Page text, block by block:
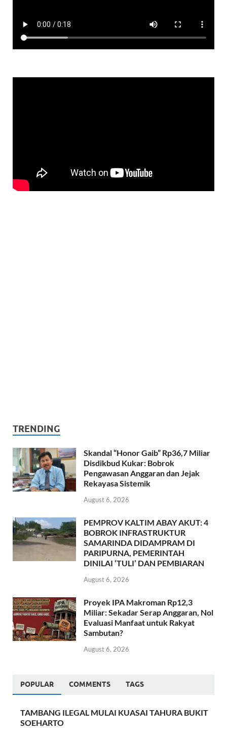
TRENDING
Skandal “Honor Gaib” Rp36,7 Miliar
Disdikbud Kukar: Bobrok
Pengawasan Anggaran dan Jejak
Rekayasa Sistemik
August 6, 2026
PEMPROV KALTIM ABAY AKUT: 4
BOBROK INFRASTRUKTUR
SAMARINDA DIDAMPRAM DI
PARIPURNA, PEMERINTAH
DINILAI ‘TULI’ DAN PEMBIARAN
August 6, 2026
Proyek IPA Makroman Rp12,3
Miliar: Sekadar Serap Anggaran, Nol
Evaluasi Manfaat untuk Rakyat
Sambutan?
August 6, 2026
POPULAR COMMENTS TAGS
TAMBANG ILEGAL MULAI KUASAI TAHURA BUKIT
SOEHARTO